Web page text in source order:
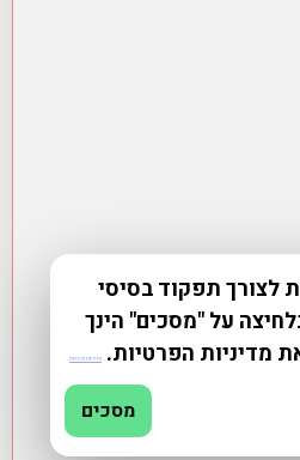
תפקוד בסיסי
על "מסכים" הינך
מדיניות הפרטיות. מדיניות פרטיות
מסכים